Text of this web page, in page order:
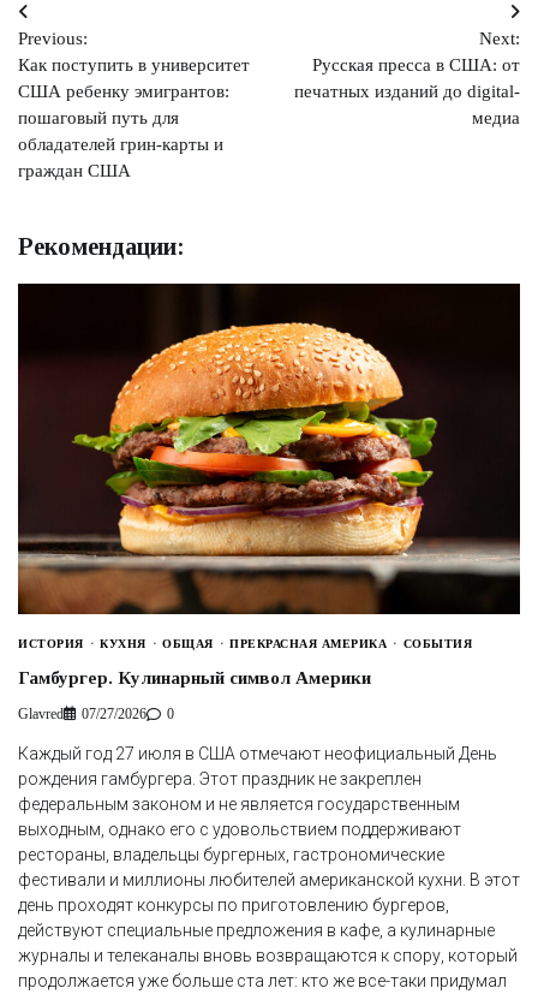
Навигация
по
записям
Previous:
Как поступить в университет
США ребенку эмигрантов:
пошаговый путь для
обладателей грин-карты и
граждан США
Next:
Русская пресса в США: от
печатных изданий до digital-
медиа
Рекомендации:
ИСТОРИЯ КУХНЯ ОБЩАЯ ПРЕКРАСНАЯ АМЕРИКА СОБЫТИЯ
Гамбургер. Кулинарный символ Америки
Glavred 07/27/2026 0
Каждый год 27 июля в США отмечают неофициальный День
рождения гамбургера. Этот праздник не закреплен
федеральным законом и не является государственным
выходным, однако его с удовольствием поддерживают
рестораны, владельцы бургерных, гастрономические
фестивали и миллионы любителей американской кухни. В этот
день проходят конкурсы по приготовлению бургеров,
действуют специальные предложения в кафе, а кулинарные
журналы и телеканалы вновь возвращаются к спору, который
продолжается уже больше ста лет: кто же все-таки придумал